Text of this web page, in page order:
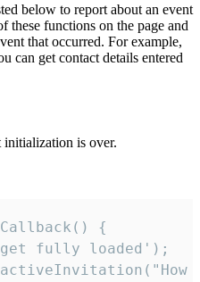
below to report about an event
these functions on the page and
that occurred. For example,
can get contact details entered
is over.
{
fully loaded');